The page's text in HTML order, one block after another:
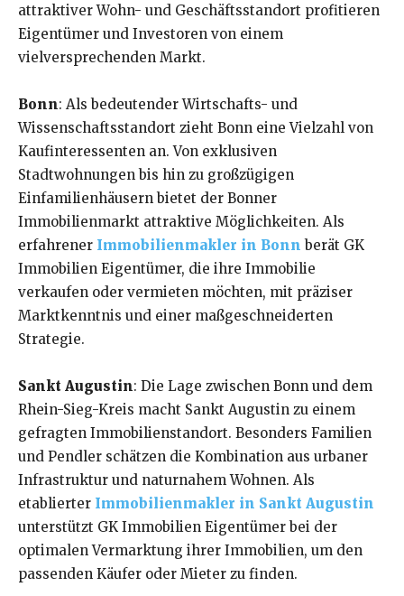
attraktiver Wohn- und Geschäftsstandort profitieren
Eigentümer und Investoren von einem
vielversprechenden Markt.
Bonn: Als bedeutender Wirtschafts- und
Wissenschaftsstandort zieht Bonn eine Vielzahl von
Kaufinteressenten an. Von exklusiven
Stadtwohnungen bis hin zu großzügigen
Einfamilienhäusern bietet der Bonner
Immobilienmarkt attraktive Möglichkeiten. Als
erfahrener Immobilienmakler in Bonn berät GK
Immobilien Eigentümer, die ihre Immobilie
verkaufen oder vermieten möchten, mit präziser
Marktkenntnis und einer maßgeschneiderten
Strategie.
Sankt Augustin: Die Lage zwischen Bonn und dem
Rhein-Sieg-Kreis macht Sankt Augustin zu einem
gefragten Immobilienstandort. Besonders Familien
und Pendler schätzen die Kombination aus urbaner
Infrastruktur und naturnahem Wohnen. Als
etablierter Immobilienmakler in Sankt Augustin
unterstützt GK Immobilien Eigentümer bei der
optimalen Vermarktung ihrer Immobilien, um den
passenden Käufer oder Mieter zu finden.